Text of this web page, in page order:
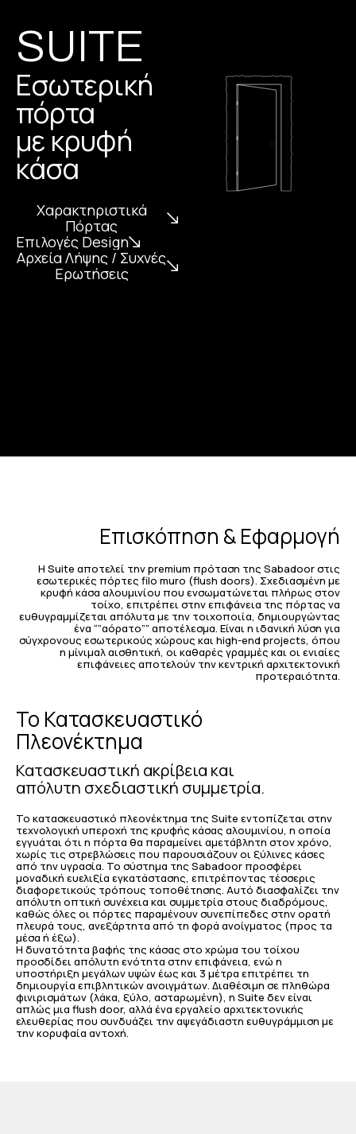
SUITE
Εσωτερική
πόρτα
με κρυφή
κάσα
Χαρακτηριστικά
Πόρτας
Επιλογές Design
Αρχεία Λήψης / Συχνές
Ερωτήσεις
Επισκόπηση & Εφαρμογή
Η Suite αποτελεί την premium πρόταση της Sabadoor στις
εσωτερικές πόρτες filo muro (flush doors). Σχεδιασμένη με
κρυφή κάσα αλουμινίου που ενσωματώνεται πλήρως στον
τοίχο, επιτρέπει στην επιφάνεια της πόρτας να
ευθυγραμμίζεται απόλυτα με την τοιχοποιία, δημιουργώντας
ένα “”αόρατο”” αποτέλεσμα. Είναι η ιδανική λύση για
σύγχρονους εσωτερικούς χώρους και high-end projects, όπου
η μίνιμαλ αισθητική, οι καθαρές γραμμές και οι ενιαίες
επιφάνειες αποτελούν την κεντρική αρχιτεκτονική
προτεραιότητα.
Το Κατασκευαστικό
Πλεονέκτημα
Κατασκευαστική ακρίβεια και
απόλυτη σχεδιαστική συμμετρία.
Το κατασκευαστικό πλεονέκτημα της Suite εντοπίζεται στην
τεχνολογική υπεροχή της κρυφής κάσας αλουμινίου, η οποία
εγγυάται ότι η πόρτα θα παραμείνει αμετάβλητη στον χρόνο,
χωρίς τις στρεβλώσεις που παρουσιάζουν οι ξύλινες κάσες
από την υγρασία. Το σύστημα της Sabadoor προσφέρει
μοναδική ευελιξία εγκατάστασης, επιτρέποντας τέσσερις
διαφορετικούς τρόπους τοποθέτησης. Αυτό διασφαλίζει την
απόλυτη οπτική συνέχεια και συμμετρία στους διαδρόμους,
καθώς όλες οι πόρτες παραμένουν συνεπίπεδες στην ορατή
πλευρά τους, ανεξάρτητα από τη φορά ανοίγματος (προς τα
μέσα ή έξω).
Η δυνατότητα βαφής της κάσας στο χρώμα του τοίχου
προσδίδει απόλυτη ενότητα στην επιφάνεια, ενώ η
υποστήριξη μεγάλων υψών έως και 3 μέτρα επιτρέπει τη
δημιουργία επιβλητικών ανοιγμάτων. Διαθέσιμη σε πληθώρα
φινιρισμάτων (λάκα, ξύλο, ασταρωμένη), η Suite δεν είναι
απλώς μια flush door, αλλά ένα εργαλείο αρχιτεκτονικής
ελευθερίας που συνδυάζει την αψεγάδιαστη ευθυγράμμιση με
την κορυφαία αντοχή.